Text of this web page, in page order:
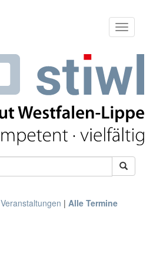
Veranstaltungen | Alle Termine